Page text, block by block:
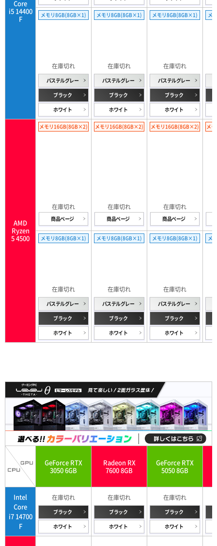
Core
i5 14400
F
メモリ8GB(8GB×1)
パステルグレー
ブラック
ホワイト
メモリ8GB(8GB×1)
パステルグレー
ブラック
ホワイト
メモリ8GB(8GB×1)
パステルグレー
ブラック
ホワイト
メ
AMD
Ryzen
5 4500
メモリ16GB(8GB×2)
商品ページ
メモリ16GB(8GB×2)
商品ページ
メモリ16GB(8GB×2)
商品ページ
メ
メモリ8GB(8GB×1)
パステルグレー
ブラック
ホワイト
メモリ8GB(8GB×1)
パステルグレー
ブラック
ホワイト
メモリ8GB(8GB×1)
パステルグレー
ブラック
ホワイト
メ
GeForce RTX
3050 6GB
Radeon RX
7600 8GB
GeForce RTX
5050 8GB
Intel
Core
i7 14700
F
ブラック
ホワイト
ブラック
ホワイト
ブラック
ホワイト